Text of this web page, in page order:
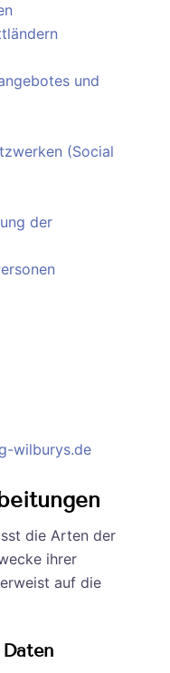
und
(Social
der
wilburys.de
die Arten der
ihrer
auf die